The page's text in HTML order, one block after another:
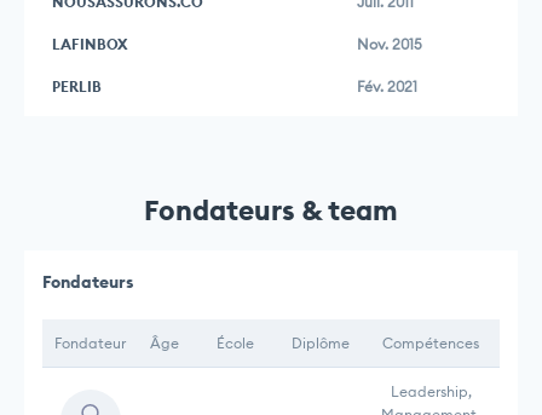
LAFINBOX Nov. 2015
PERLIB Fév. 2021
Fondateurs & team
Fondateurs
Fondateur Âge École Diplôme Compétences
Leadership,